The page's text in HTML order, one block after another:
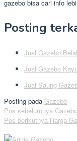
gazebo bisa cari info
Posting
Jual Gazebo
Jual Gazebo
Jual Saung
Posting pada Gazebo
Navigasi
pos
Pos sebelumnya
Pos berikutnya Harga